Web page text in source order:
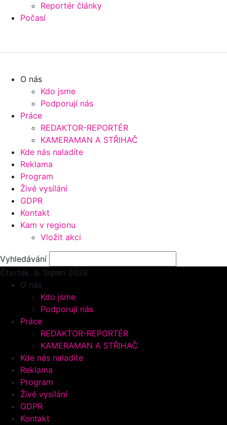
Reportér články
Počasí
O nás
Kdo jsme
Podporují nás
Práce
REDAKTOR-REPORTÉR
KAMERAMAN A STŘIHAČ
Kde nás naladíte
Reklama
Program
Živé vysílání
GDPR
Kontakt
Kam v regionu
Vložit akci
Vyhledávání
Čtvrtek, 6. Srpen 2026
O nás
Kdo jsme
Podporují nás
Práce
REDAKTOR-REPORTÉR
KAMERAMAN A STŘIHAČ
Kde nás naladíte
Reklama
Program
Živé vysílání
GDPR
Kontakt